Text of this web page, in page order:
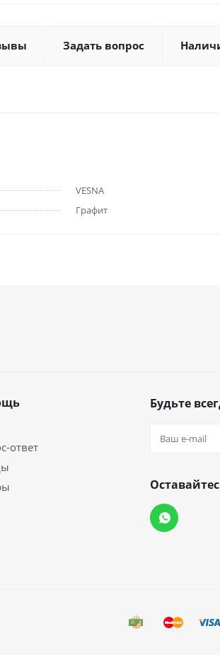
Задать вопрос
VESNA
Графит
ответ
Будьте